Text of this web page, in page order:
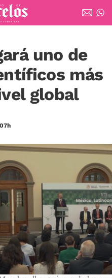
uno de
más
global